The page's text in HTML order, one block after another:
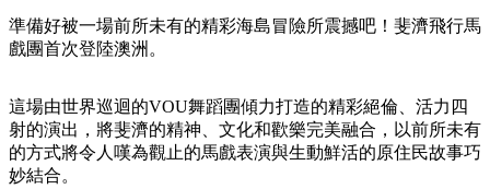
戶
外
按
地
榜
單
劃
您
的
劃
工
具
準備好被一場前所未有的精彩海島冒險所震撼吧！斐濟飛行馬
戲團首次登陸澳洲。
這場由世界巡迴的VOU舞蹈團傾力打造的精彩絕倫、活力四
射的演出，將斐濟的精神、文化和歡樂完美融合，以前所未有
的方式將令人嘆為觀止的馬戲表演與生動鮮活的原住民故事巧
妙結合。